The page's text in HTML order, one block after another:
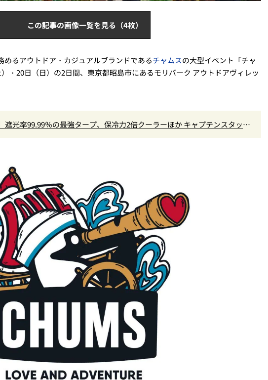
この記事の画像一覧を見る（4枚）
めるアウトドア・カジュアルブランドであるチャムスの大型イベント「チャ
・20日（日）の2日間、東京都昭島市にあるモリパーク アウトドアヴィレッ
遮光率99.99％の最強タープ、保冷力2倍クーラーほか キャプテンスタッグ